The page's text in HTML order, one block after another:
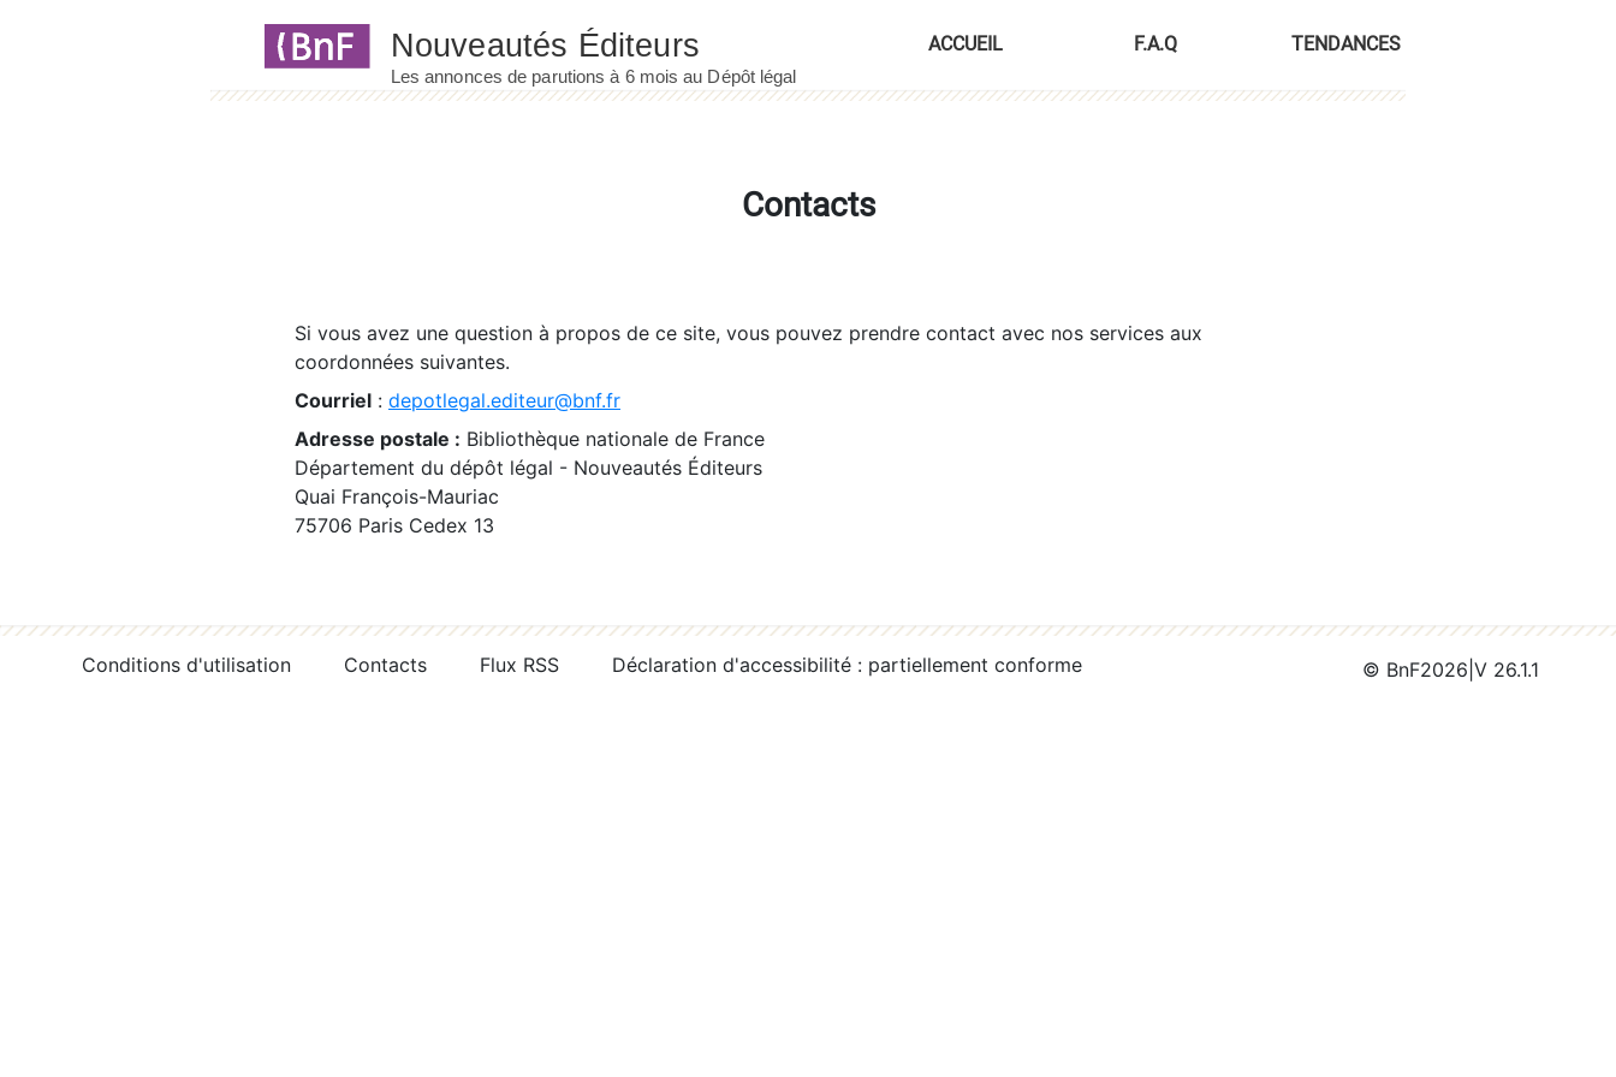
ACCUEIL F.A.Q TENDANCES
Contacts
Si vous avez une question à propos de ce site, vous pouvez prendre contact avec nos services aux
coordonnées suivantes.
Courriel : depotlegal.editeur@bnf.fr
Adresse postale : Bibliothèque nationale de France
Département du dépôt légal - Nouveautés Éditeurs
Quai François-Mauriac
75706 Paris Cedex 13
Conditions d'utilisation Contacts Flux RSS Déclaration d'accessibilité : partiellement conforme © BnF2026 V 26.1.1